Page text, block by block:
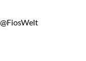
@FiosWelt